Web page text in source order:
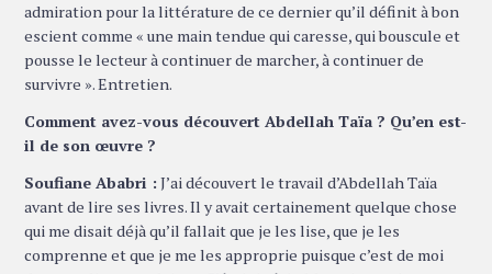
admiration pour la littérature de ce dernier qu’il définit à bon
escient comme « une main tendue qui caresse, qui bouscule et
pousse le lecteur à continuer de marcher, à continuer de
survivre ». Entretien.
Comment avez-vous découvert Abdellah Taïa ? Qu’en est-
il de son œuvre ?
Soufiane Ababri : J’ai découvert le travail d’Abdellah Taïa
avant de lire ses livres. Il y avait certainement quelque chose
qui me disait déjà qu’il fallait que je les lise, que je les
comprenne et que je me les approprie puisque c’est de moi